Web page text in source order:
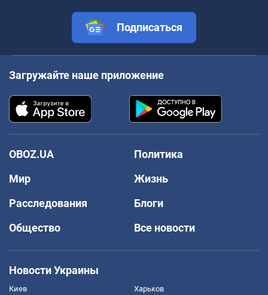
Подписаться
Загружайте наше приложение
OBOZ.UA
Политика
Мир
Жизнь
Расследования
Блоги
Общество
Все новости
Новости Украины
Киев Харьков